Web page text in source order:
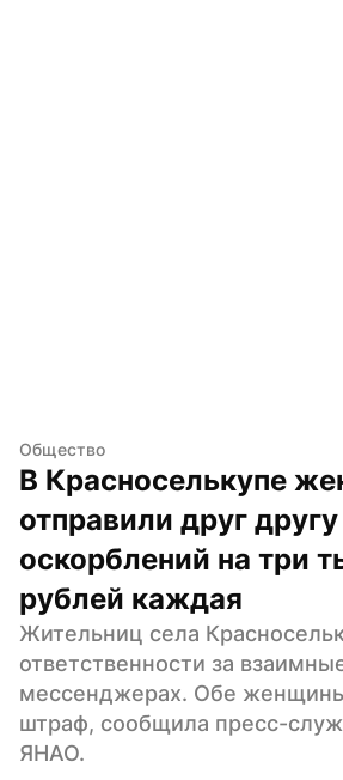
Общество
В Красноселькупе
отправили друг другу
оскорблений на три
рублей каждая
Жительниц села
ответственности за
мессенджерах. Обе женщины
штраф, сообщила пресс-
ЯНАО.